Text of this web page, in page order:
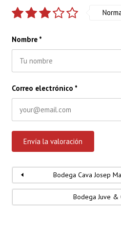
Nombre *
Correo electrónico *
Bodega Cava Josep
Bodega Juve &